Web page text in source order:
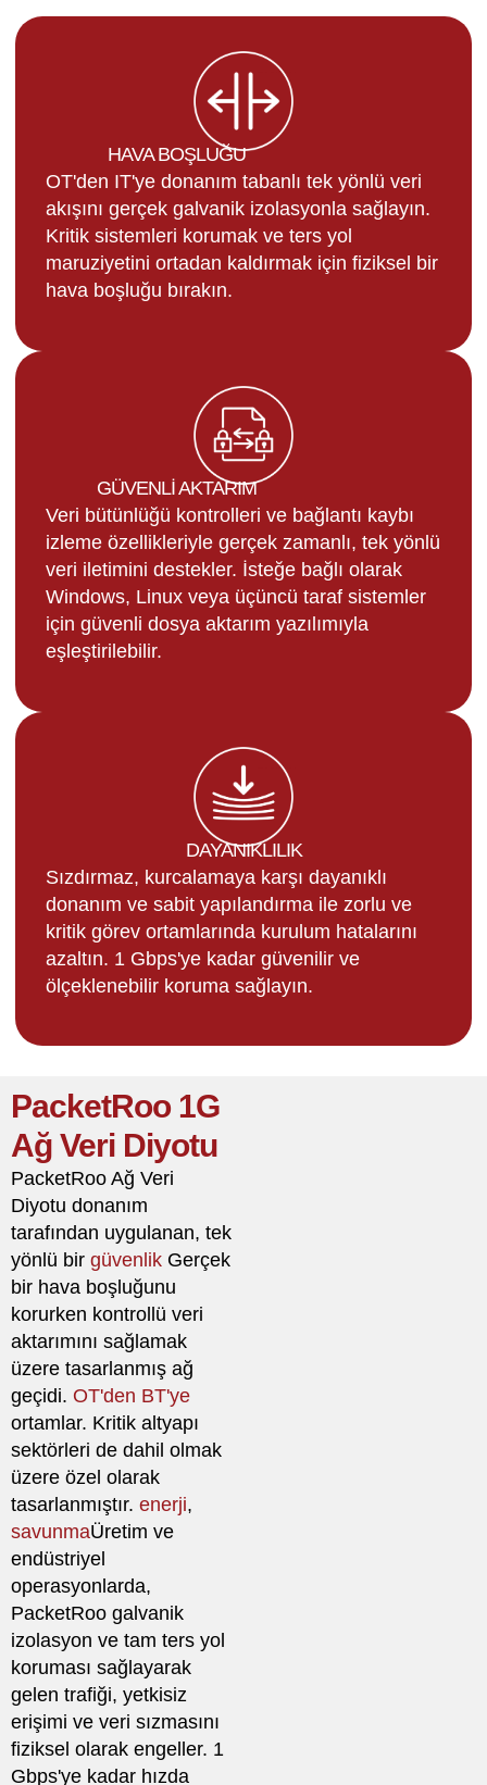
HAVA BOŞLUĞU
OT'den IT'ye donanım tabanlı tek yönlü veri
akışını gerçek galvanik izolasyonla sağlayın.
Kritik sistemleri korumak ve ters yol
maruziyetini ortadan kaldırmak için fiziksel bir
hava boşluğu bırakın.
GÜVENLİ AKTARIM
Veri bütünlüğü kontrolleri ve bağlantı kaybı
izleme özellikleriyle gerçek zamanlı, tek yönlü
veri iletimini destekler. İsteğe bağlı olarak
Windows, Linux veya üçüncü taraf sistemler
için güvenli dosya aktarım yazılımıyla
eşleştirilebilir.
DAYANIKLILIK
Sızdırmaz, kurcalamaya karşı dayanıklı
donanım ve sabit yapılandırma ile zorlu ve
kritik görev ortamlarında kurulum hatalarını
azaltın. 1 Gbps'ye kadar güvenilir ve
ölçeklenebilir koruma sağlayın.
PacketRoo 1G
Ağ Veri Diyotu
PacketRoo Ağ Veri
Diyotu donanım
tarafından uygulanan, tek
yönlü bir güvenlik Gerçek
bir hava boşluğunu
korurken kontrollü veri
aktarımını sağlamak
üzere tasarlanmış ağ
geçidi. OT'den BT'ye
ortamlar. Kritik altyapı
sektörleri de dahil olmak
üzere özel olarak
tasarlanmıştır. enerji,
savunmaÜretim ve
endüstriyel
operasyonlarda,
PacketRoo galvanik
izolasyon ve tam ters yol
koruması sağlayarak
gelen trafiği, yetkisiz
erişimi ve veri sızmasını
fiziksel olarak engeller. 1
Gbps'ye kadar hızda